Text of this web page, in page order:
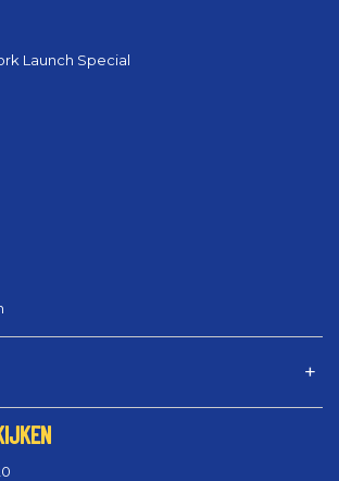
Launch Special